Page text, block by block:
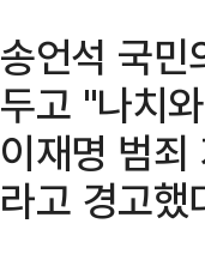
송언석 국
두고 "나치
이재명 범
라고 경고했